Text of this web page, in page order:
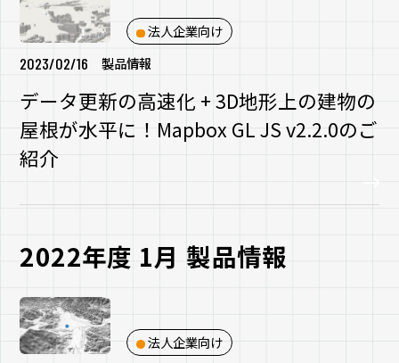
法人企業向け
2023/02/16 製品情報
データ更新の高速化 + 3D地形上の建物の
屋根が水平に！Mapbox GL JS v2.2.0のご
紹介
2022年度 1月 製品情報
法人企業向け